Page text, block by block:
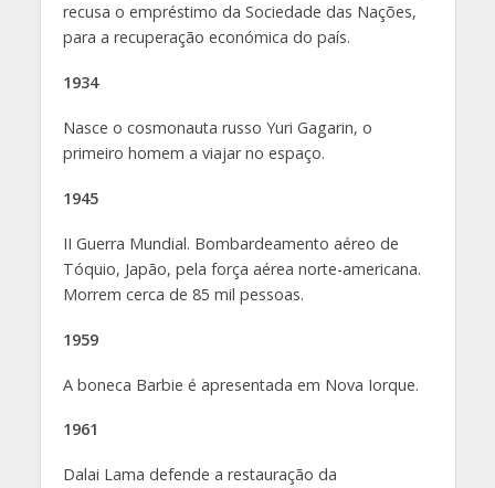
recusa o empréstimo da Sociedade das Nações,
para a recuperação económica do país.
1934
Nasce o cosmonauta russo Yuri Gagarin, o
primeiro homem a viajar no espaço.
1945
II Guerra Mundial. Bombardeamento aéreo de
Tóquio, Japão, pela força aérea norte-americana.
Morrem cerca de 85 mil pessoas.
1959
A boneca Barbie é apresentada em Nova Iorque.
1961
Dalai Lama defende a restauração da